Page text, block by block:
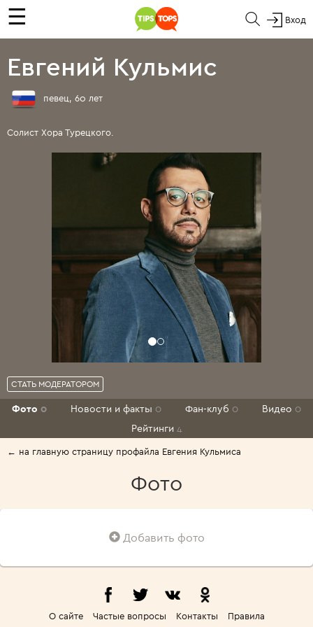
☰ Вход
Евгений Кульмис
певец, 60 лет
Солист Хора Турецкого.
СТАТЬ МОДЕРАТОРОМ
Фото 0 Новости и факты 0 Фан-клуб 0 Видео 0
Рейтинги 4
← на главную страницу профайла Евгения Кульмиса
Фото
Добавить фото
О сайте Частые вопросы Контакты Правила